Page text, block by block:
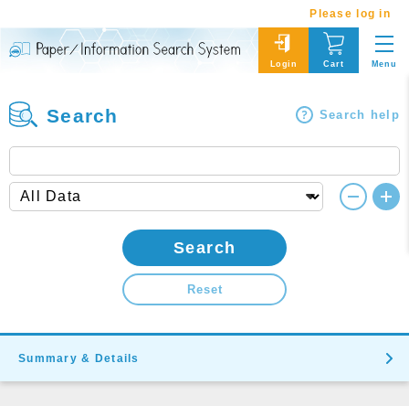
Please log in
Login Cart Menu
Search Search help
Search
Reset
Summary & Details